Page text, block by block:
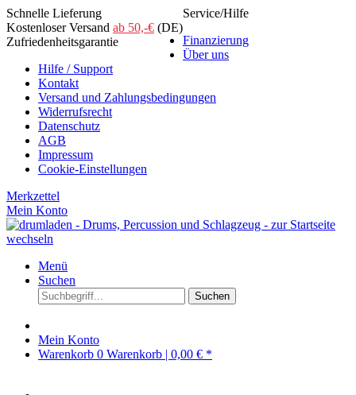
Schnelle Lieferung
Kostenloser Versand ab 50,-€ (DE)
Zufriedenheitsgarantie
Service/Hilfe
Finanzierung
Über uns
Hilfe / Support
Kontakt
Versand und Zahlungsbedingungen
Widerrufsrecht
Datenschutz
AGB
Impressum
Cookie-Einstellungen
Merkzettel
Mein Konto
Menü
Suchen
Suchen
Mein Konto
Warenkorb 0 Warenkorb | 0,00 € *